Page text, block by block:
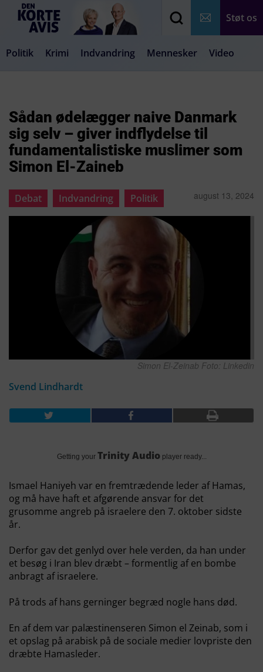
Støt os
Politik Krimi Indvandring Mennesker Video
Sådan ødelægger naive Danmark
sig selv – giver indflydelse til
fundamentalistiske muslimer som
Simon El-Zaineb
Debat Indvandring Politik august 13, 2024
Simon El-Zeinab Foto: Linkedin
Svend Lindhardt
Getting your Trinity Audio player ready...
Ismael Haniyeh var en fremtrædende leder af Hamas,
og må have haft et afgørende ansvar for det
grusomme angreb på israelere den 7. oktober sidste
år.
Derfor gav det genlyd over hele verden, da han under
et besøg i Iran blev dræbt – formentlig af en bombe
anbragt af israelere.
På trods af hans gerninger begræd nogle hans død.
En af dem var palæstinenseren Simon el Zeinab, som i
et opslag på arabisk på de sociale medier lovpriste den
dræbte Hamasleder.